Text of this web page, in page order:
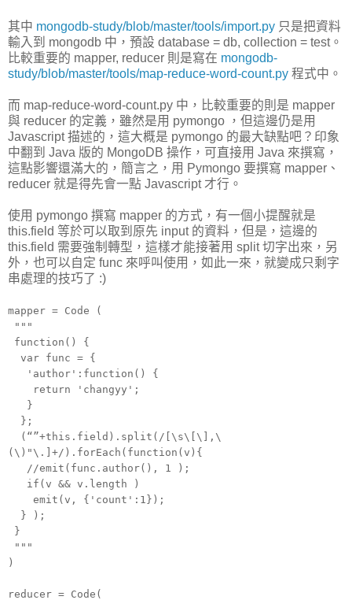
其中 mongodb-study/blob/master/tools/import.py 只是把資料
輸入到 mongodb 中，預設 database = db, collection = test。
比較重要的 mapper, reducer 則是寫在 mongodb-
study/blob/master/tools/map-reduce-word-count.py 程式中。
而 map-reduce-word-count.py 中，比較重要的則是 mapper
與 reducer 的定義，雖然是用 pymongo ，但這邊仍是用
Javascript 描述的，這大概是 pymongo 的最大缺點吧？印象
中翻到 Java 版的 MongoDB 操作，可直接用 Java 來撰寫，
這點影響還滿大的，簡言之，用 Pymongo 要撰寫 mapper、
reducer 就是得先會一點 Javascript 才行。
使用 pymongo 撰寫 mapper 的方式，有一個小提醒就是
this.field 等於可以取到原先 input 的資料，但是，這邊的
this.field 需要強制轉型，這樣才能接著用 split 切字出來，另
外，也可以自定 func 來呼叫使用，如此一來，就變成只剩字
串處理的技巧了 :)
mapper = Code (
"""
function() {
var func = {
'author':function() {
return 'changyy';
}
};
(“”+this.field).split(/[\s\[\],\
(\)"\.]+/).forEach(function(v){
//emit(func.author(), 1 );
if(v && v.length )
emit(v, {'count':1});
} );
}
"""
)
reducer = Code(